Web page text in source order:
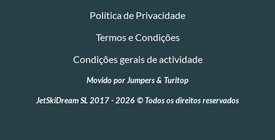
Política de Privacidade
Termos e Condições
Condições gerais de actividade
Movido porJumpers& Turitop
JetSkiDream SL 2017 - 2026 © Todos os direitos reservados